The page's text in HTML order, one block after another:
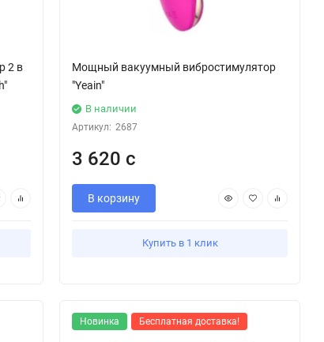
2 в
Мощный вакуумный вибростимулятор
"Yeain"
В наличии
Артикул: 2687
3 620 с
В корзину
Купить в 1 клик
Новинка Бесплатная доставка!